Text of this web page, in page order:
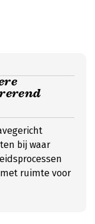
bij waar
ruimte voor